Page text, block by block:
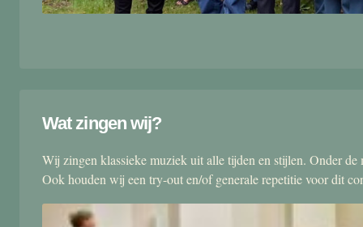
Wat zingen wij?
Wij zingen klassieke muziek uit alle tijden en stijlen. Onder
Ook houden wij een try-out en/of generale repetitie voor dit